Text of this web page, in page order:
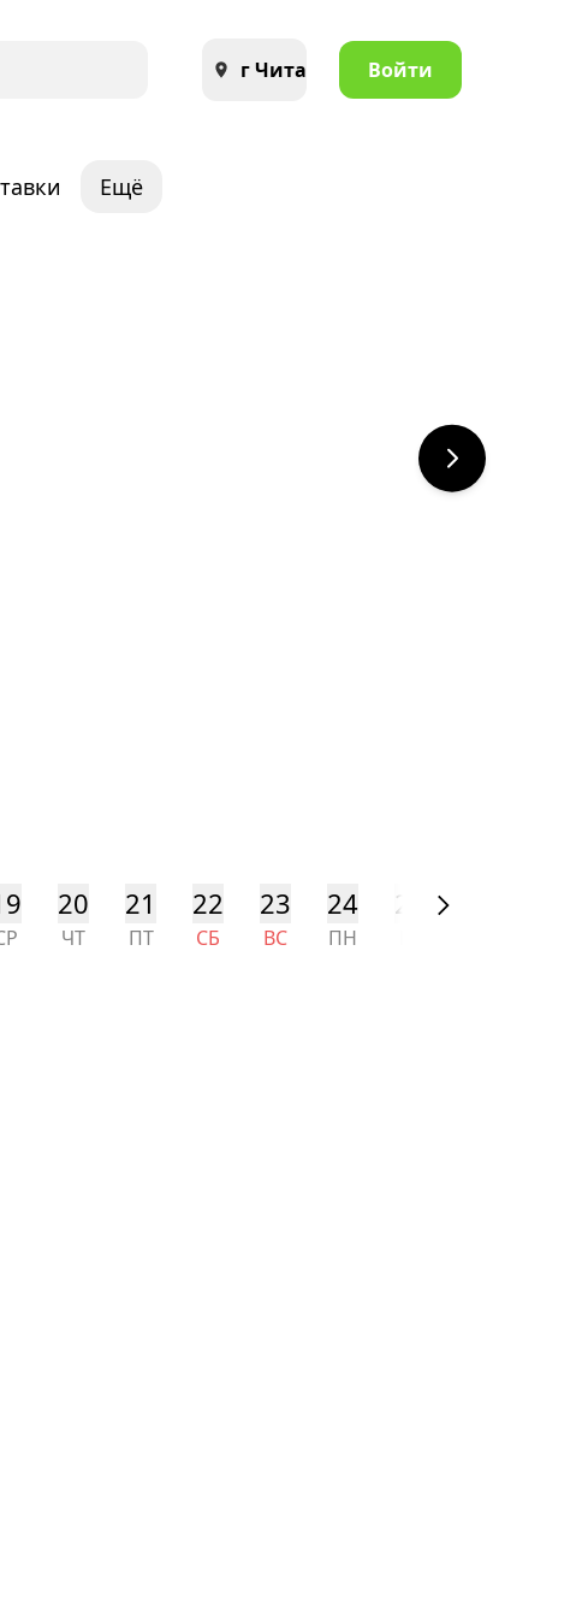
г Чита Войти
Ещё
20
ЧТ
21
ПТ
22
СБ
23
ВС
24
ПН
25